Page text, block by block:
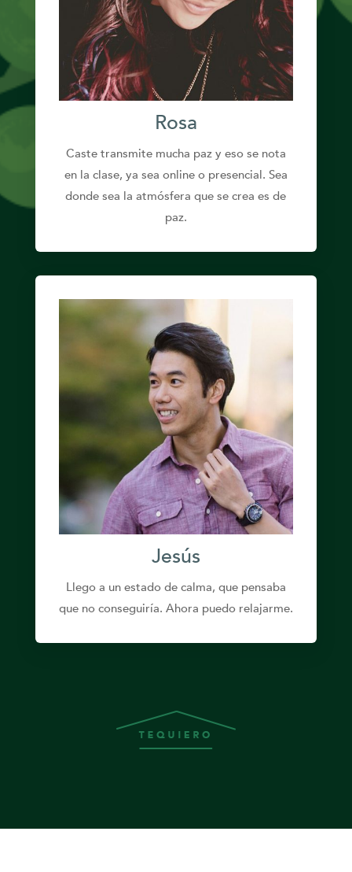
Rosa
Caste transmite mucha paz y eso se nota
en la clase, ya sea online o presencial. Sea
donde sea la atmósfera que se crea es de
paz.
Jesús
Llego a un estado de calma, que pensaba
que no conseguiría. Ahora puedo relajarme.